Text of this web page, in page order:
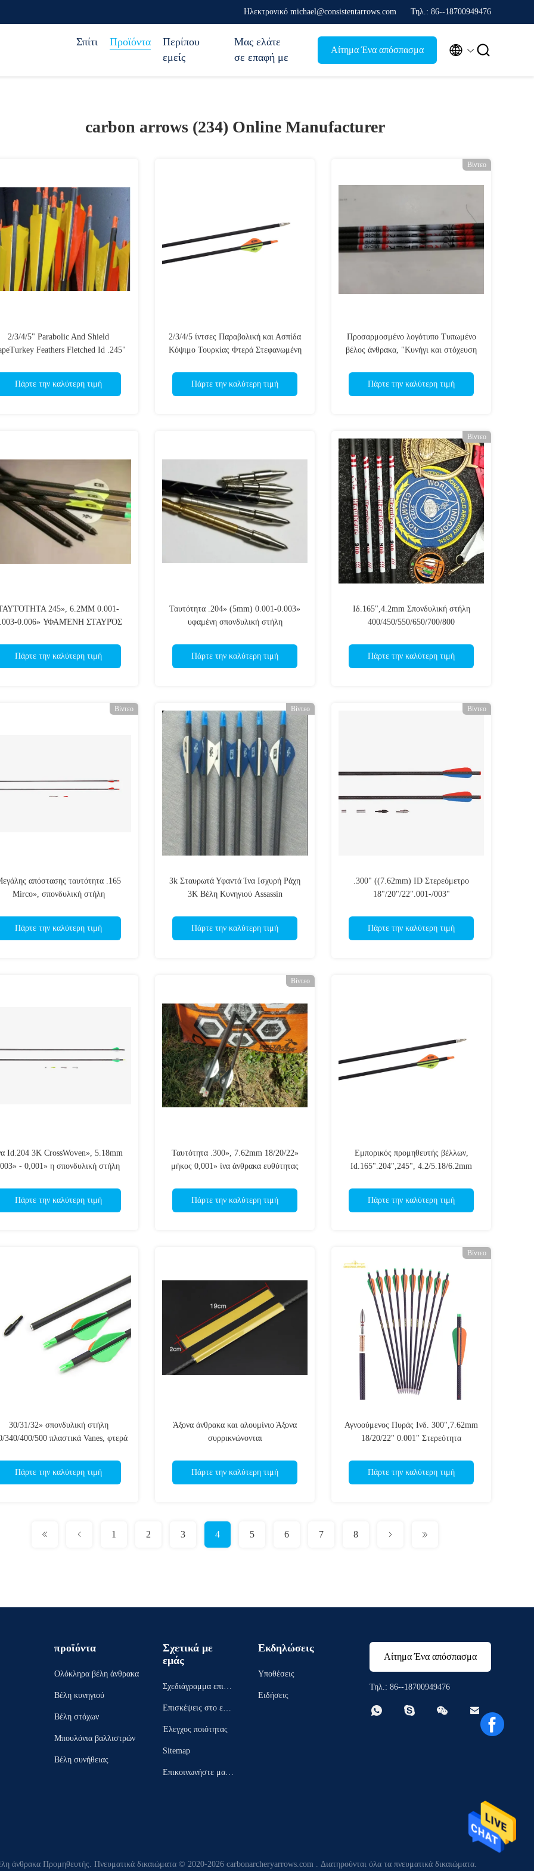
Ηλεκτρονικό michael@consistentarrows.com Τηλ.: 86--18700949476
Σπίτι Προϊόντα
Περίπου
εμείς
Μας ελάτε
σε επαφή με
Αίτημα Ένα απόσπασμα  
carbon arrows (234) Online Manufacturer
2/3/4/5" Parabolic And Shield
Feathers Fletched Id .245"
Πάρτε την καλύτερη τιμή
2/3/4/5 ίντσες Παραβολική και Ασπίδα
Κόψιμο Τουρκίας Φτερά Στεφανωμένη
Πάρτε την καλύτερη τιμή
Βίντεο
Προσαρμοσμένο λογότυπο Τυπωμένο
βέλος άνθρακα, "Κυνήγι και στόχευση
Πάρτε την καλύτερη τιμή
245», 6.2MM 0.001-
0.006» ΥΦΑΜΈΝΗ ΣΤΑΥΡΌΣ
3K ΒΈΛΗ ΚΥΝΗΓΙΟΎ
Πάρτε την καλύτερη τιμή
Ταυτότητα .204» (5mm) 0.001-0.003»
υφαμένη σπονδυλική στήλη
Πάρτε την καλύτερη τιμή
Βίντεο
Ιδ.165",4.2mm Σπονδυλική στήλη
400/450/550/650/700/800
Hawkeye
Πάρτε την καλύτερη τιμή
Βίντεο
απόστασης ταυτότητα .165
Mirco», σπονδυλική στήλη
στόχων
Πάρτε την καλύτερη τιμή
Βίντεο
3k Σταυρωτά Υφαντά Ίνα Ισχυρή Ράχη
3K Βέλη Κυνηγιού Assassin
Πάρτε την καλύτερη τιμή
Βίντεο
.300" ((7.62mm) ID Στερεόμετρο
18"/20"/22".001-/003"
Πάρτε την καλύτερη τιμή
Id.204 3K CrossWoven», 5.18mm
- 0,001» η σπονδυλική στήλη
Πάρτε την καλύτερη τιμή
Βίντεο
Ταυτότητα .300», 7.62mm 18/20/22»
μήκος 0,001» ίνα άνθρακα ευθύτητας
Πάρτε την καλύτερη τιμή
Εμπορικός προμηθευτής βέλλων,
Id.165".204",245", 4.2/5.18/6.2mm
Πάρτε την καλύτερη τιμή
30/31/32» σπονδυλική στήλη
340/400/500 πλαστικά Vanes, φτερά
andCompound
Πάρτε την καλύτερη τιμή
Άξονα άνθρακα και αλουμίνιο Άξονα
συρρικνώνονται
Πάρτε την καλύτερη τιμή
Βίντεο
Αγνοούμενος Πυράς Ινδ. 300",7.62mm
18/20/22" 0.001" Στερεότητα
Πάρτε την καλύτερη τιμή
1 2 3 4 5 6 7 8
προϊόντα
Ολόκληρα βέλη άνθρακα
Βέλη κυνηγιού
Βέλη στόχων
Μπουλόνια βαλλιστρών
Βέλη συνήθειας
Σχετικά με
εμάς
Σχεδιάγραμμα επιχεί
Επισκέψεις στο εργ
Έλεγχος ποιότητας
Sitemap
Επικοινωνήστε μαζί
Εκδηλώσεις
Υποθέσεις
Ειδήσεις
Αίτημα Ένα απόσπασμα
Τηλ.: 86--18700949476
   
άνθρακα Προμηθευτής. Πνευματικά δικαιώματα © 2020-2026 carbonarcheryarrows.com . Διατηρούνται όλα τα πνευματικά δικαιώματα.